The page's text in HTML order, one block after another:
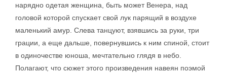
нарядно одетая женщина, быть может Венера, над
головой которой спускает свой лук парящий в воздухе
маленький амур. Слева танцуют, взявшись за руки, три
грации, а еще дальше, повернувшись к ним спиной, стоит
в одиночестве юноша, мечтательно глядя в небо.
Полагают, что сюжет этого произведения навеян поэмой